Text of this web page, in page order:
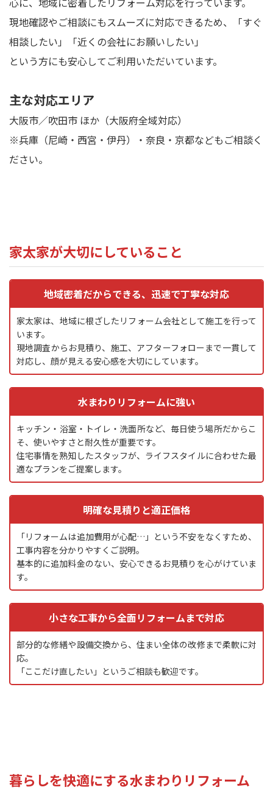
現地確認やご相談にもスムーズに対応できるため、「すぐ
相談したい」「近くの会社にお願いしたい」
という方にも安心してご利用いただいています。
主な対応エリア
大阪市／吹田市 ほか（大阪府全域対応）
※兵庫（尼崎・西宮・伊丹）・奈良・京都などもご相談く
ださい。
家太家が大切にしていること
地域密着だからできる、迅速で丁寧な対応
家太家は、地域に根ざしたリフォーム会社として施工を行って
います。
現地調査からお見積り、施工、アフターフォローまで一貫して
対応し、顔が見える安心感を大切にしています。
水まわりリフォームに強い
キッチン・浴室・トイレ・洗面所など、毎日使う場所だからこ
そ、使いやすさと耐久性が重要です。
住宅事情を熟知したスタッフが、ライフスタイルに合わせた最
適なプランをご提案します。
明確な見積りと適正価格
「リフォームは追加費用が心配…」という不安をなくすため、
工事内容を分かりやすくご説明。
基本的に追加料金のない、安心できるお見積りを心がけていま
す。
小さな工事から全面リフォームまで対応
部分的な修繕や設備交換から、住まい全体の改修まで柔軟に対
応。
「ここだけ直したい」というご相談も歓迎です。
暮らしを快適にする水まわりリフォーム